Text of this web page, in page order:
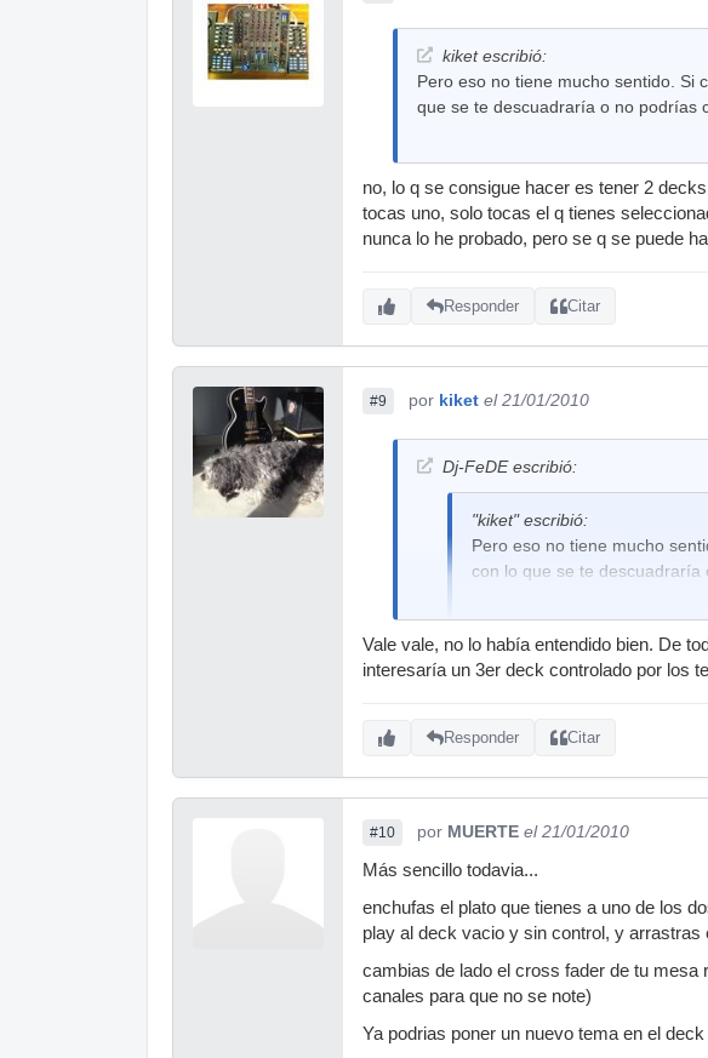
kiket escribió:
Pero eso no tiene mucho sentido. Si
que se te descuadraría o no podrías
no, lo q se consigue hacer es tener 2
tocas uno, solo tocas el q tienes
nunca lo he probado, pero se q se puede
Responder Citar
#9 por kiket el 21/01/2010
Dj-FeDE escribió:
"kiket" escribió:
Pero eso no tiene mucho
con lo que se te descuadraría
no, lo q se consigue hacer es tener
o tocas uno, solo tocas el q tienes
Vale vale, no lo había entendido bien. De
interesaría un 3er deck controlado por los
Responder Citar
#10 por MUERTE el 21/01/2010
Más sencillo todavia...
enchufas el plato que tienes a uno de los
play al deck vacio y sin control, y arrastras
cambias de lado el cross fader de tu mesa
canales para que no se note)
Ya podrias poner un nuevo tema en el